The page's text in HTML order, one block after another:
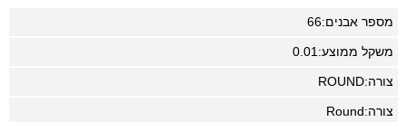
מספר אבנים:66
משקל ממוצע: 0.01
צורה:ROUND
צורה:Round